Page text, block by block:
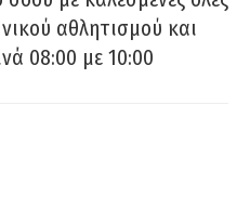
αθλητισμού και
08:00 με 10:00